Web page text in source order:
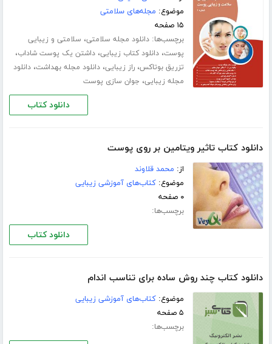
موضوع: مجله‌های سلامتی
۱۵ صفحه
برچسب‌ها:دانلود مجله سلامتی، سلامتی و زیبایی
پوست،دانلود کتاب زیبایی،داشتن یک پوست شاداب،
تزریق بوتاکس،راز زیبایی،دانلود مجله بهداشت،دانلود
مجله زیبایی، جوان سازی پوست
دانلود کتاب
دانلود کتاب تاثیر ویتامین بر روی پوست
از: محمد قلاوند
موضوع:کتاب‌های آموزشی زیبایی
۰ صفحه
برچسب‌ها:
دانلود کتاب
دانلود کتاب چند روش ساده برای تناسب اندام
موضوع:کتاب‌های آموزشی زیبایی
۵ صفحه
برچسب‌ها: